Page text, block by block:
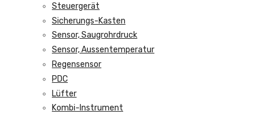
Steuergerät
Sicherungs-Kasten
Sensor, Saugrohrdruck
Sensor, Aussentemperatur
Regensensor
PDC
Lüfter
Kombi-Instrument